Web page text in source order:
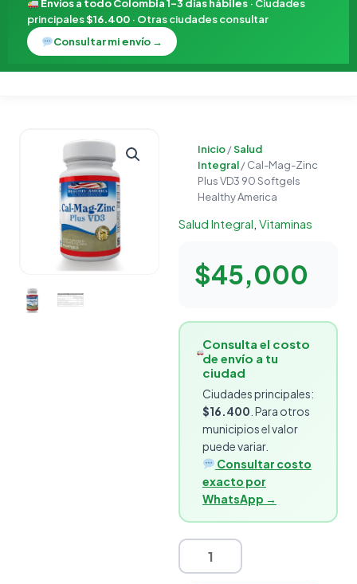
Envíos a todo Colombia 1–3 días hábiles· Ciudades
principales$16.400 · Otras ciudades consultar
Consultar mi envío →
Inicio/Salud
Integral/ Cal-Mag-Zinc
Plus VD3 90 Softgels
Healthy America
Salud Integral Vitaminas
$45,000
Consulta el costo
de envío a tu
ciudad
Ciudades principales:
$16.400 . Para otros
municipios el valor
puede variar.
Consultar costo
exacto por
WhatsApp →
Mag-
Zinc
Plus
90
Healthy
America